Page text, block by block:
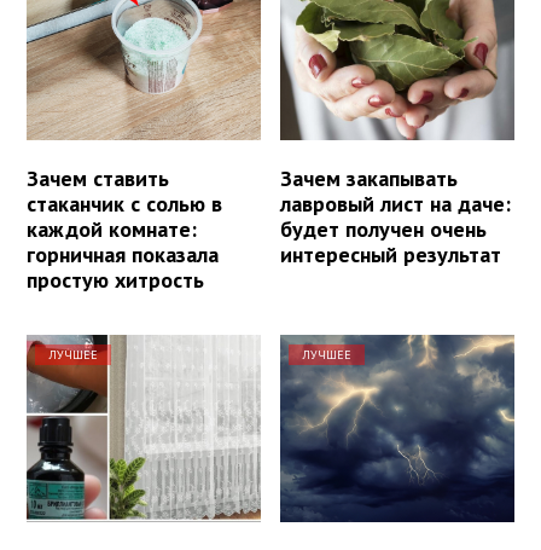
Зачем ставить
стаканчик с солью в
каждой комнате:
горничная показала
простую хитрость
Зачем закапывать
лавровый лист на даче:
будет получен очень
интересный результат
ЛУЧШЕЕ ЛУЧШЕЕ